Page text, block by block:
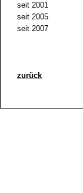
seit 2001
seit 2005
seit 2007
zurück